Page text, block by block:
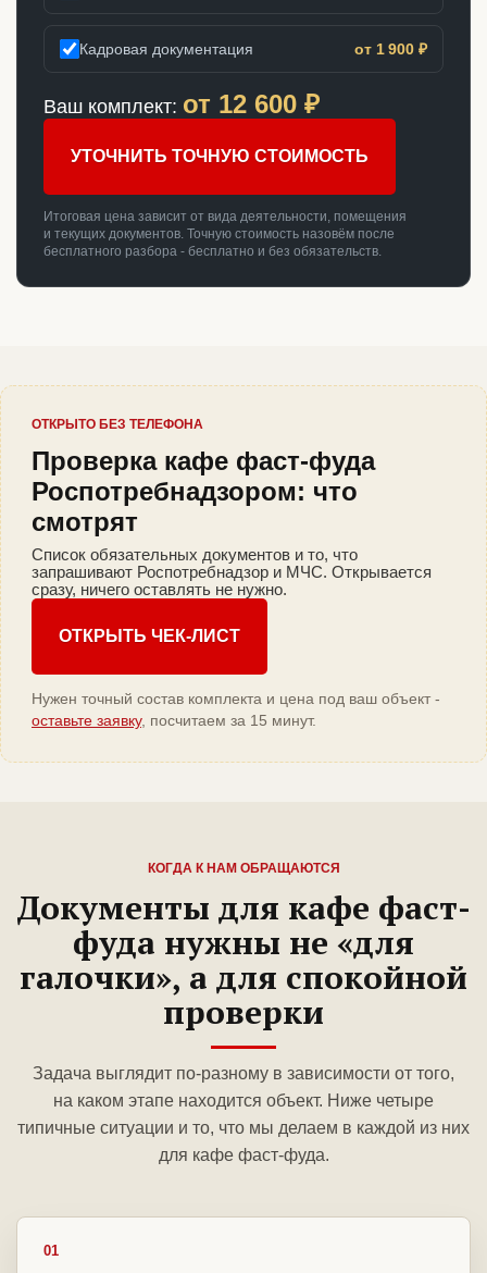
Кадровая документация от 1 900 ₽
Ваш комплект: от 12 600 ₽
УТОЧНИТЬ ТОЧНУЮ СТОИМОСТЬ
Итоговая цена зависит от вида деятельности, помещения
и текущих документов. Точную стоимость назовём после
бесплатного разбора - бесплатно и без обязательств.
ОТКРЫТО БЕЗ ТЕЛЕФОНА
Проверка кафе фаст-фуда
Роспотребнадзором: что
смотрят
Список обязательных документов и то, что
запрашивают Роспотребнадзор и МЧС. Открывается
сразу, ничего оставлять не нужно.
ОТКРЫТЬ ЧЕК-ЛИСТ
Нужен точный состав комплекта и цена под ваш объект -
оставьте заявку, посчитаем за 15 минут.
КОГДА К НАМ ОБРАЩАЮТСЯ
Документы для кафе фаст-
фуда нужны не «для
галочки», а для спокойной
проверки
Задача выглядит по-разному в зависимости от того,
на каком этапе находится объект. Ниже четыре
типичные ситуации и то, что мы делаем в каждой из них
для кафе фаст-фуда.
01